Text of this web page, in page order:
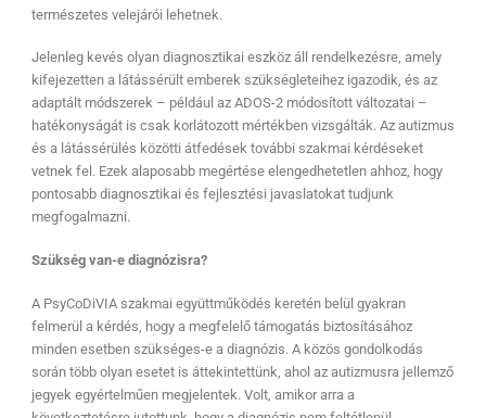
természetes velejárói lehetnek.
Jelenleg kevés olyan diagnosztikai eszköz áll rendelkezésre, amely
kifejezetten a látássérült emberek szükségleteihez igazodik, és az
adaptált módszerek – például az ADOS-2 módosított változatai –
hatékonyságát is csak korlátozott mértékben vizsgálták. Az autizmus
és a látássérülés közötti átfedések további szakmai kérdéseket
vetnek fel. Ezek alaposabb megértése elengedhetetlen ahhoz, hogy
pontosabb diagnosztikai és fejlesztési javaslatokat tudjunk
megfogalmazni.
Szükség van-e diagnózisra?
A PsyCoDiVIA szakmai együttműködés keretén belül gyakran
felmerül a kérdés, hogy a megfelelő támogatás biztosításához
minden esetben szükséges-e a diagnózis. A közös gondolkodás
során több olyan esetet is áttekintettünk, ahol az autizmusra jellemző
jegyek egyértelműen megjelentek. Volt, amikor arra a